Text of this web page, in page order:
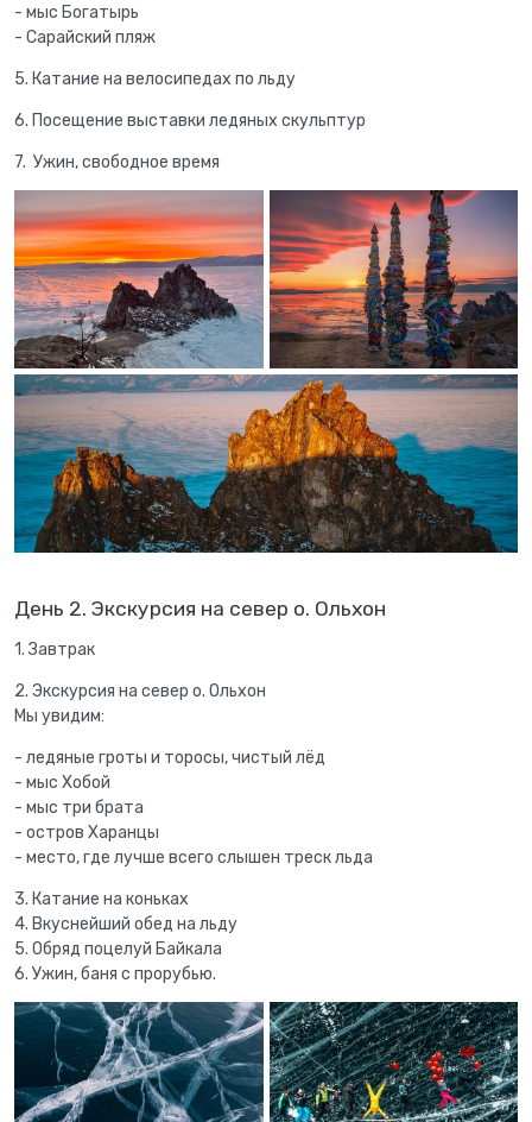
- мыс Богатырь
- Сарайский пляж
5. Катание на велосипедах по льду
6. Посещение выставки ледяных скульптур
7. Ужин, свободное время
День 2. Экскурсия на север о. Ольхон
1. Завтрак
2. Экскурсия на север о. Ольхон
Мы увидим:
- ледяные гроты и торосы, чистый лёд
- мыс Хобой
- мыс три брата
- остров Харанцы
- место, где лучше всего слышен треск льда
3. Катание на коньках
4. Вкуснейший обед на льду
5. Обряд поцелуй Байкала
6. Ужин, баня с прорубью.